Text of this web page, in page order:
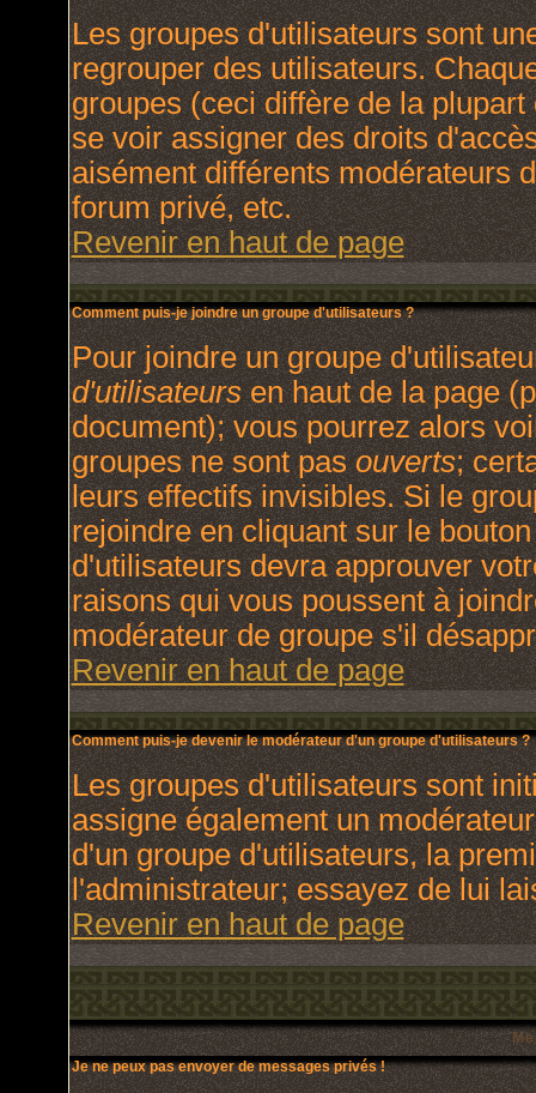
Les groupes d'utilisateurs sont
regrouper des utilisateurs.
groupes (ceci diffère de la
se voir assigner des droits
aisément différents modérateurs
forum privé, etc.
Revenir en haut de page
Comment puis-je joindre un groupe d'utilisateurs ?
Pour joindre un groupe
d'utilisateursen haut de la page
document); vous pourrez alors
groupes ne sont pasouverts;
leurs effectifs invisibles. Si le
rejoindre en cliquant sur le
d'utilisateurs devra approuver
raisons qui vous poussent à
modérateur de groupe s'il
Revenir en haut de page
Comment puis-je devenir le modérateur d'un groupe d'utilisateurs ?
Les groupes d'utilisateurs sont
assigne également un
d'un groupe d'utilisateurs, la
l'administrateur; essayez de lui
Revenir en haut de page
Je ne peux pas envoyer de messages privés !